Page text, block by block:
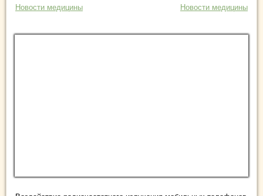
Новости медицины Новости медицины